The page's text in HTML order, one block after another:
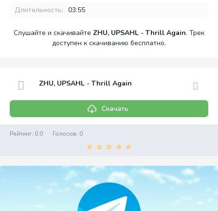
Длительность: 03:55
Слушайте и скачивайте ZHU, UPSAHL - Thrill Again. Трек
доступен к скачиванию бесплатно.
ZHU, UPSAHL - Thrill Again
Скачать
Рейтинг: 0.0 Голосов: 0